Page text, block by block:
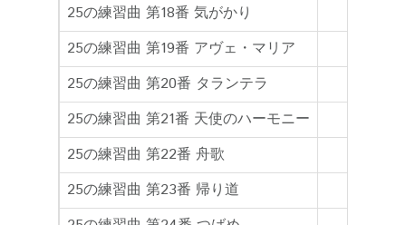
25の練習曲 第18番 気がかり
25の練習曲 第19番 アヴェ・マリア
25の練習曲 第20番 タランテラ
25の練習曲 第21番 天使のハーモニー
25の練習曲 第22番 舟歌
25の練習曲 第23番 帰り道